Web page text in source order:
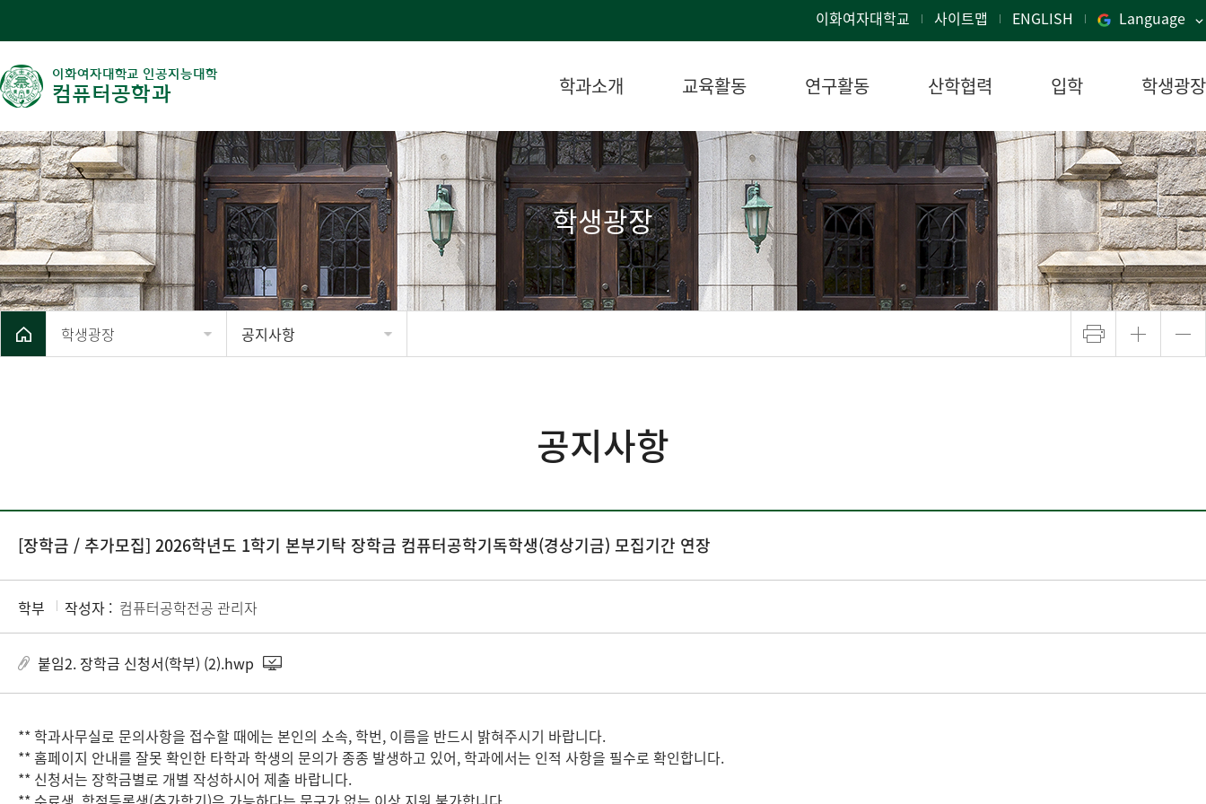
이화여자대학교 사이트맵 ENGLISH Language
이화여자대학교 인공지능대학
컴퓨터공학과 학과소개 교육활동 연구활동 산학협력 입학 학생광장
학생광장
학생광장 공지사항
공지사항
[장학금 / 추가모집] 2026학년도 1학기 본부기탁 장학금 컴퓨터공학기독학생(경상기금) 모집기간 연장
학부 작성자 : 컴퓨터공학전공 관리자
붙임2. 장학금 신청서(학부) (2).hwp
** 학과사무실로 문의사항을 접수할 때에는 본인의 소속, 학번, 이름을 반드시 밝혀주시기 바랍니다.
** 홈페이지 안내를 잘못 확인한 타학과 학생의 문의가 종종 발생하고 있어, 학과에서는 인적 사항을 필수로 확인합니다.
** 신청서는 장학금별로 개별 작성하시어 제출 바랍니다.